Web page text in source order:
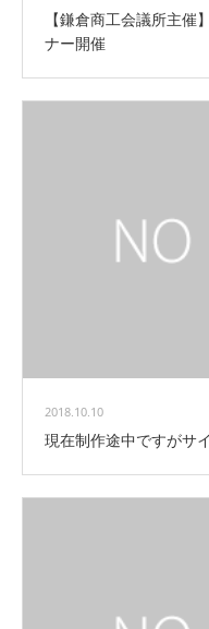
【鎌倉商工会議所主催
ナー開催
2018.10.10
現在制作途中ですがサ